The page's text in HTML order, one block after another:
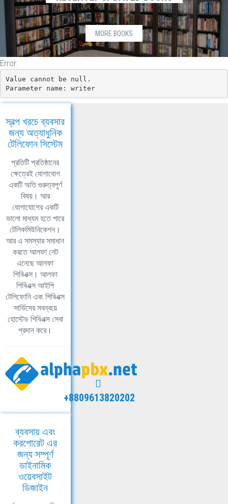
MORE BOOKS
Error:
Value cannot be null.
Parameter name: writer
স্বল্প খরচে ব্যবসার
জন্য অত্যাধুনিক
টেলিফোন সিস্টেম
প্রতিটি প্রতিষ্ঠানের
ক্ষেত্রেই যোগাযোগ
একটি অতি গুরুত্বপূর্ণ
বিষয়। আর
যোগাযোগের একটি
ভালো মাধ্যম হতে পারে
টেলিকমিউনিকেশন।
আর এ সমস্যার সমাধান
করতে আলফা নেট
এনেছে আলফা
পিবিএক্স। আলফা
পিবিএক্স আইপি
টেলিফোনি এবং পিবিএক্স
সার্ভিসের সবন্বয়ে
হোস্টেড পিবিএক্স সেবা
প্রদান করে।
+8809613820202
ব্যবসায় এবং
করপোরেট এর
জন্য সম্পূর্ণ
ডাইনামিক
ওয়েবসাইট
ডিজাইন